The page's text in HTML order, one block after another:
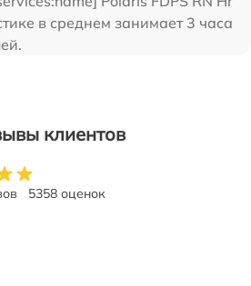
в среднем занимает 3 часа
клиентов
5358 оценок